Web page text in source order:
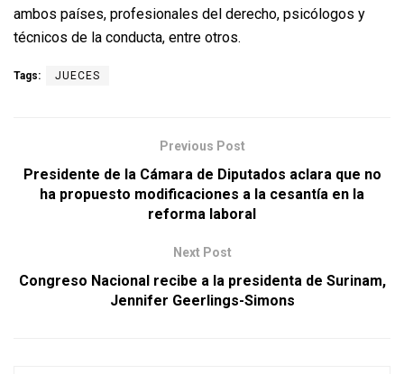
ambos países, profesionales del derecho, psicólogos y
técnicos de la conducta, entre otros.
Tags: JUECES
Previous Post
Presidente de la Cámara de Diputados aclara que no
ha propuesto modificaciones a la cesantía en la
reforma laboral
Next Post
Congreso Nacional recibe a la presidenta de Surinam,
Jennifer Geerlings-Simons